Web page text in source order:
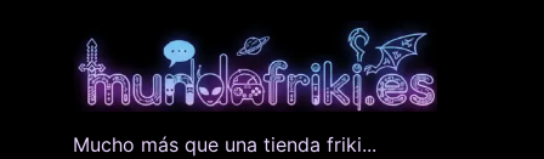
Mucho más que una tienda friki...